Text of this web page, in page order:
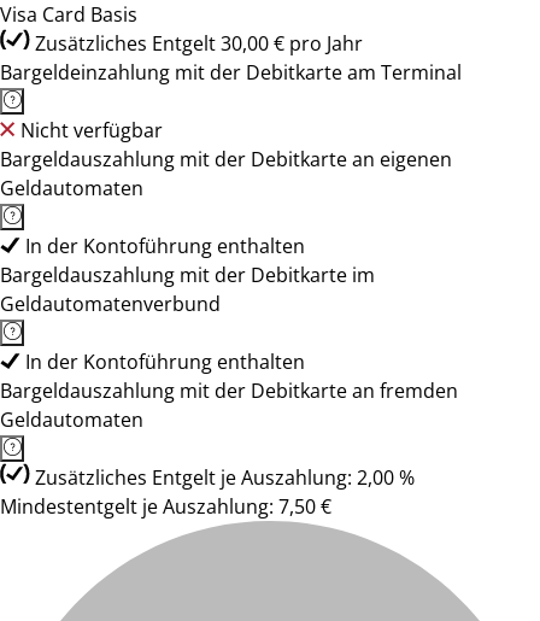
Visa Card Basis
Zusätzliches Entgelt 30,00 € pro Jahr
Bargeldeinzahlung mit der Debitkarte am Terminal
Nicht verfügbar
Bargeldauszahlung mit der Debitkarte an eigenen
Geldautomaten
In der Kontoführung enthalten
Bargeldauszahlung mit der Debitkarte im
Geldautomatenverbund
In der Kontoführung enthalten
Bargeldauszahlung mit der Debitkarte an fremden
Geldautomaten
Zusätzliches Entgelt je Auszahlung: 2,00 %
Mindestentgelt je Auszahlung: 7,50 €